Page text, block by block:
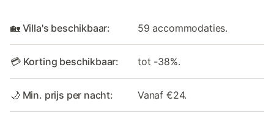
🏡 Villa's beschikbaar: 59 accommodaties.
💳 Korting beschikbaar: tot -38%.
🌙 Min. prijs per nacht: Vanaf €24.